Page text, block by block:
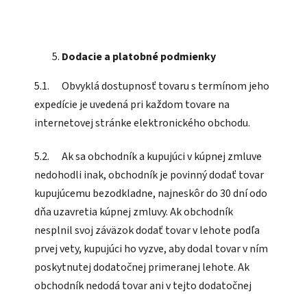
Dodacie a platobné podmienky
5.1. Obvyklá dostupnosť tovaru s termínom jeho
expedície je uvedená pri každom tovare na
internetovej stránke elektronického obchodu.
5.2. Ak sa obchodník a kupujúci v kúpnej zmluve
nedohodli inak, obchodník je povinný dodať tovar
kupujúcemu bezodkladne, najneskôr do 30 dní odo
dňa uzavretia kúpnej zmluvy. Ak obchodník
nesplnil svoj záväzok dodať tovar v lehote podľa
prvej vety, kupujúci ho vyzve, aby dodal tovar v ním
poskytnutej dodatočnej primeranej lehote. Ak
obchodník nedodá tovar ani v tejto dodatočnej